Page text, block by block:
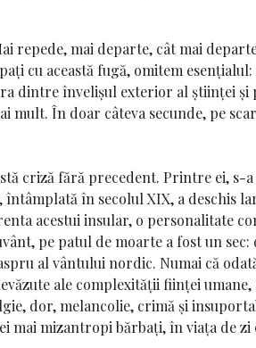
mai departe, cât mai
cu această fugă, omitem
dintre învelișul exterior al științei
mult. În doar câteva secunde, pe
criză fără precedent. Printre ei,
întâmplată în secolul XIX, a deschis
acestui insular, o personalitate
pe patul de moarte a fost un
al vântului nordic. Numai că
ale complexității ființei
dor, melancolie, crimă și
mizantropi bărbați, în viața de zi